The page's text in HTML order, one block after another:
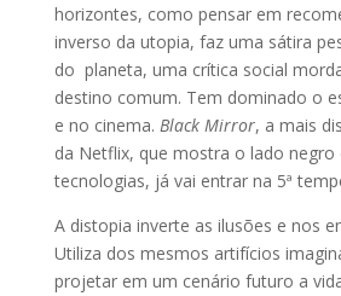
horizontes, como pensar em
inverso da utopia, faz uma sátira
do planeta, uma crítica social
destino comum. Tem dominado o
e no cinema. Black Mirror, a mais
da Netflix, que mostra o lado negro
tecnologias, já vai entrar na 5ª
A distopia inverte as ilusões e nos
Utiliza dos mesmos artifícios
projetar em um cenário futuro a